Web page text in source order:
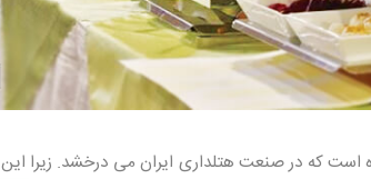
است که در صنعت هتلداری ایران می درخشد. زیرا این